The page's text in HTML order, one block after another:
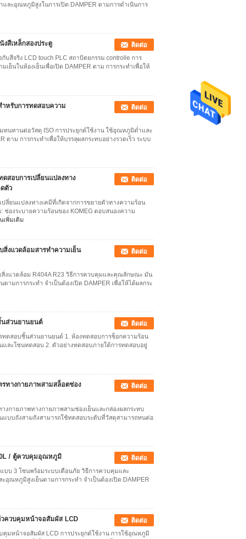
ละอุณหภูมิสูงในการเปิด DAMPER ตามการดำเนินการ
สีเหล็กสองประตู ติดต่อ
สีจริง LCD touch PLC สถาปัตยกรรม controlle การ
นในห้องเย็นเพื่อเปิด DAMPER ตาม การกระทำเพื่อให้
ำหรับการทดสอบความ
ติดต่อ
นทานต่อวัสดุ ISO การประยุกต์ใช้งาน ใช้อุณหภูมิต่ำและ
ตาม การกระทำเพื่อให้บรรลุผลกระทบอย่างรวดเร็ว ระบบ
สอบการเปลี่ยนแปลงทาง
ตัว
ติดต่อ
ลี่ยนแปลงทางเคมีที่เกิดจากการขยายตัวทางความร้อน
ช่องระบายความร้อนของ KOMEG ตอบสนองความ
เพิ่มเติม
งแวดล้อมสารทำความเย็น
ติดต่อ
สิ่งแวดล้อม R404A R23 วิธีการควบคุมและคุณลักษณะ มัน
มการกระทำ จำเป็นต้องเปิด DAMPER เพื่อให้ได้ผลกระ
นส่วนยานยนต์ ติดต่อ
ทดสอบชิ้นส่วนยานยนต์ 1. ห้องทดสอบการช็อกความร้อน
ละโซนทดสอบ 2. ตัวอย่างทดสอบภายใต้การทดสอบอยู่
ทางกายภาพสามสล็อตช่อง
ติดต่อ
งกายภาพทางกายภาพสามช่องเย็นและกล่องผลกระทบ
แบบถังสามถังสามารถใช้ทดสอบระดับที่วัสดุสามารถทนต่อ
/ ตู้ควบคุมอุณหภูมิ ติดต่อ
บ 3 โซนพร้อมระบบเตือนภัย วิธีการควบคุมและ
หภูมิสูงเย็นตามการกระทำ จำเป็นต้องเปิด DAMPER
ควบคุมหน้าจอสัมผัส LCD ติดต่อ
มหน้าจอสัมผัส LCD การประยุกต์ใช้งาน การใช้อุณหภูมิ